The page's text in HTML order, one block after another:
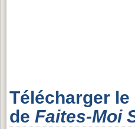
Télécharger le
de Faites-Moi